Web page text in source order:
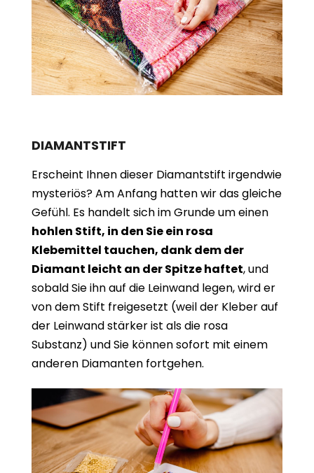
DIAMANTSTIFT
Erscheint Ihnen dieser Diamantstift irgendwie
mysteriös? Am Anfang hatten wir das gleiche
Gefühl. Es handelt sich im Grunde um einen
hohlen Stift, in den Sie ein rosa
Klebemittel tauchen, dank dem der
Diamant leicht an der Spitze haftet, und
sobald Sie ihn auf die Leinwand legen, wird er
von dem Stift freigesetzt (weil der Kleber auf
der Leinwand stärker ist als die rosa
Substanz) und Sie können sofort mit einem
anderen Diamanten fortgehen.